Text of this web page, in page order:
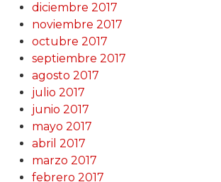
diciembre 2017
noviembre 2017
octubre 2017
septiembre 2017
agosto 2017
julio 2017
junio 2017
mayo 2017
abril 2017
marzo 2017
febrero 2017